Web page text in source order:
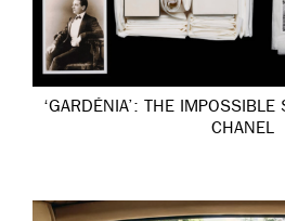
‘GARDÉNIA’: THE IMPOSSIBLE
CHANEL